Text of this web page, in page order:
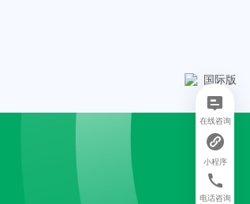
在线咨询
小程序
电话咨询